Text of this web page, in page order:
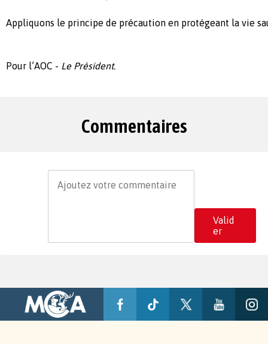
Appliquons le principe de précaution en protégeant la vie
Pour l’AOC - Le Président.
Commentaires
Valid
er